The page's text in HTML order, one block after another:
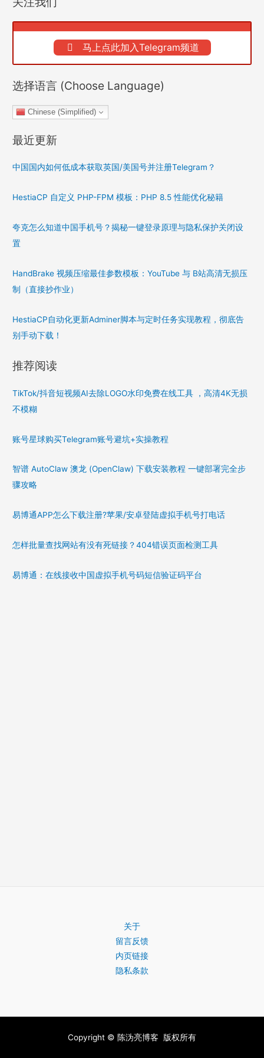
马上点此加入Telegram频道
选择语言 (Choose Language)
Chinese (Simplified)
最近更新
中国国内如何低成本获取英国/美国号并注册Telegram？
HestiaCP 自定义 PHP-FPM 模板：PHP 8.5 性能优化秘籍
夸克怎么知道中国手机号？揭秘一键登录原理与隐私保护关闭设
置
HandBrake 视频压缩最佳参数模板：YouTube 与 B站高清无损压
制（直接抄作业）
HestiaCP自动化更新Adminer脚本与定时任务实现教程，彻底告
别手动下载！
推荐阅读
TikTok/抖音短视频AI去除LOGO水印免费在线工具 ，高清4K无损
不模糊
账号星球购买Telegram账号避坑+实操教程
智谱 AutoClaw 澳龙 (OpenClaw) 下载安装教程 一键部署完全步
骤攻略
易博通APP怎么下载注册?苹果/安卓登陆虚拟手机号打电话
怎样批量查找网站有没有死链接？404错误页面检测工具
易博通：在线接收中国虚拟手机号码短信验证码平台
关于
留言反馈
内页链接
隐私条款
Copyright © 陈沩亮博客 版权所有